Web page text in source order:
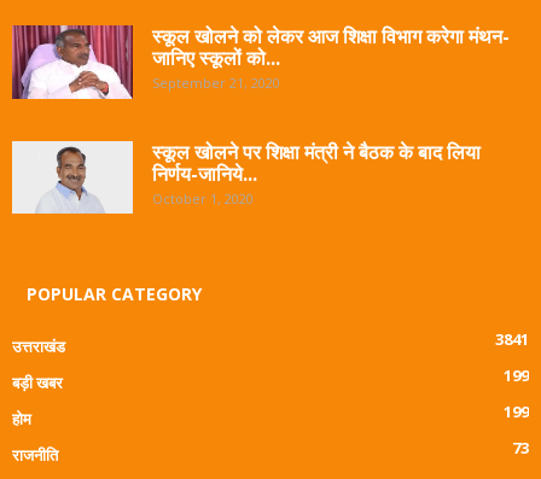
स्कूल खोलने को लेकर आज शिक्षा विभाग करेगा मंथन-
जानिए स्कूलों को...
September 21, 2020
स्कूल खोलने पर शिक्षा मंत्री ने बैठक के बाद लिया
निर्णय-जानिये...
October 1, 2020
POPULAR CATEGORY
उत्तराखंड
3841
बड़ी खबर
199
होम
199
राजनीति
73